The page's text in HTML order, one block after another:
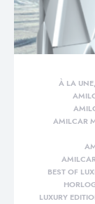
À LA UNE
AMILCAR
BEST OF
LUXURY